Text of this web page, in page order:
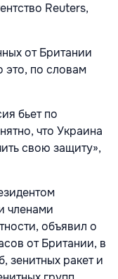
Reuters,
от Британии
это, по словам
бьет по
что Украина
свою защиту»,
членами
объявил о
от Британии, в
зенитных ракет и